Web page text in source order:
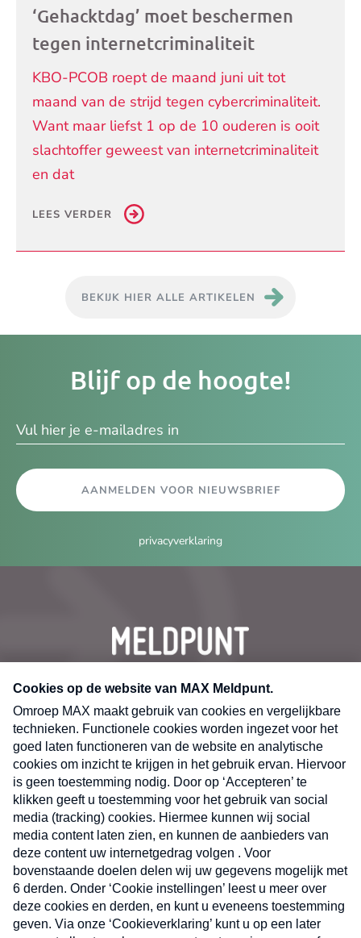
‘Gehacktdag’ moet beschermen
tegen internetcriminaliteit
KBO-PCOB roept de maand juni uit tot
maand van de strijd tegen cybercriminaliteit.
Want maar liefst 1 op de 10 ouderen is ooit
slachtoffer geweest van internetcriminaliteit
en dat
LEES VERDER
BEKIJK HIER ALLE ARTIKELEN
Blijf op de hoogte!
AANMELDEN VOOR NIEUWSBRIEF
privacyverklaring
CONTACT
Volg ons op
X
Nieuwsbrief
Neem hier een gratis abonnement op de MAX